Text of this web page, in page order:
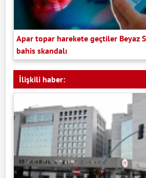
Apar topar harekete geçtiler Beyaz
bahis skandalı
İlişkili haber: